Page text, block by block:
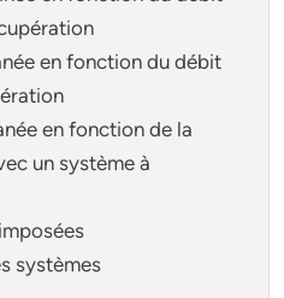
en fonction du débit
en fonction de la
un système à
systèmes